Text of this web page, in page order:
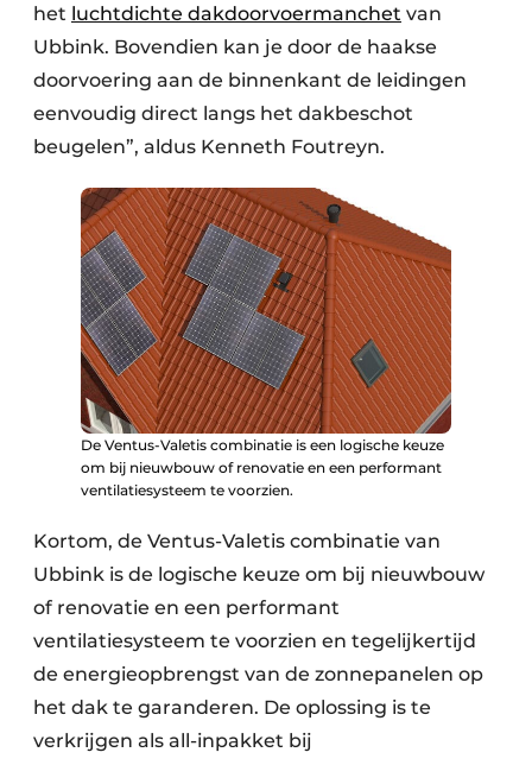
het luchtdichte dakdoorvoer­manchet van
Ubbink. Bovendien kan je door de haakse
doorvoering aan de binnenkant de leidingen
eenvoudig direct langs het dakbeschot
beugelen”, aldus Kenneth Foutreyn.
De Ventus-Valetis combinatie is een logische keuze
om bij nieuwbouw of renovatie en een performant
ventilatiesysteem te voorzien.
Kortom, de Ventus-Valetis combinatie van
Ubbink is de logische keuze om bij nieuwbouw
of renovatie en een performant
ventilatiesysteem te voor­zien en tegelijkertijd
de energieopbrengst van de zonnepanelen op
het dak te garanderen. De oplossing is te
verkrijgen als all-inpakket bij